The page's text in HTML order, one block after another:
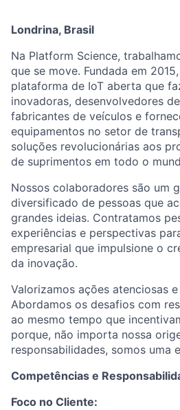
Londrina, Brasil
Na Platform Science,
que se move. Fundada em
plataforma de IoT aberta que
inovadoras, desenvolvedores
fabricantes de veículos e
equipamentos no setor de
soluções revolucionárias aos
de suprimentos em todo o
Nossos colaboradores são um
diversificado de pessoas que
grandes ideias. Contratamos
experiências e perspectivas
empresarial que impulsione o
da inovação.
Valorizamos ações atenciosas
Abordamos os desafios com
ao mesmo tempo que
porque, não importa nossa
responsabilidades, somos uma
Competências e
Foco no Cliente: